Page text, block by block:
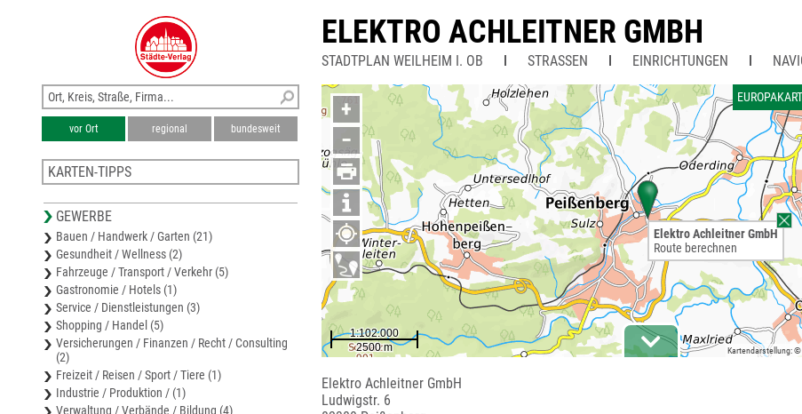
ELEKTRO ACHLEITNER GMBH
STADTPLAN WEILHEIM I. OB STRASSEN EINRICHTUNGEN
+
−
Kartendarstellung: ©
Elektro Achleitner GmbH
Route berechnen
Elektro Achleitner GmbH
Ludwigstr. 6
vor Ort regional bundesweit
KARTEN-TIPPS
Karte Weilheim-Schongau
Stadtplan Markt Peiting
Stadtplan Markt Murnau a. Staffelsee
Stadtplan Schongau
GEWERBE
Bauen / Handwerk / Garten (21)
Gesundheit / Wellness (2)
Fahrzeuge / Transport / Verkehr (5)
Gastronomie / Hotels (1)
Service / Dienstleistungen (3)
Shopping / Handel (5)
Versicherungen / Finanzen / Recht / Consulting
(2)
Freizeit / Reisen / Sport / Tiere (1)
Industrie / Produktion / (1)
Verwaltung / Verbände / Bildung (4)